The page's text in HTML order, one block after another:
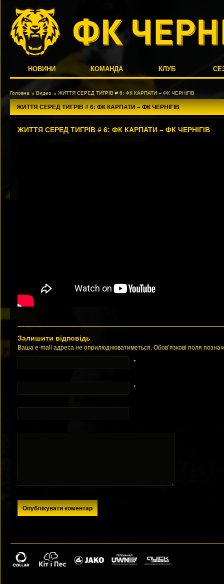
НОВИНИ КОМАНДА КЛУБ
Головна Видео ЖИТТЯ СЕРЕД ТИГРІВ # 6: ФК КАРПАТИ – ФК ЧЕРНІГІВ
ЖИТТЯ СЕРЕД ТИГРІВ # 6: ФК КАРПАТИ – ФК ЧЕРНІГІВ
ЖИТТЯ СЕРЕД ТИГРІВ # 6: ФК КАРПАТИ – ФК ЧЕРНІГІВ
Залишити відповідь
Ваша e-mail адреса не оприлюднюватиметься. Обов’язкові поля
*
*